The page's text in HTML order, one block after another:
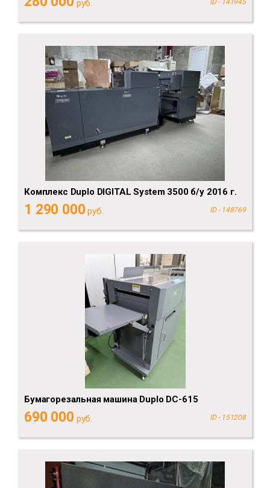
руб.
Комплекс Duplo DIGITAL System 3500 б/у 2016 г.
1 290 000 руб. ID - 148769
Бумагорезальная машина Duplo DC-615
690 000 руб. ID - 151208